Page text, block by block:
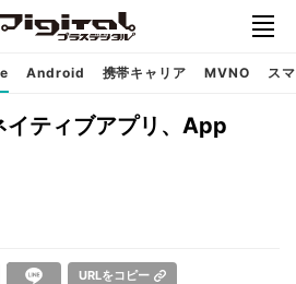
Android 携帯キャリア MVNO ス
ティブアプリ、App
URLをコピー